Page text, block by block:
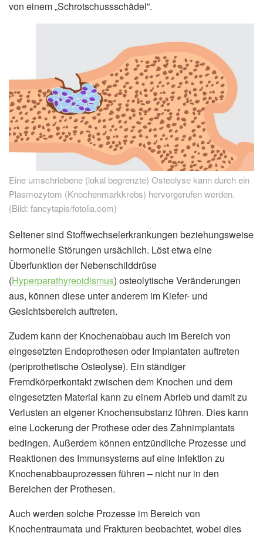
von einem „Schrotschussschädel”.
Eine umschriebene (lokal begrenzte) Osteolyse kann durch ein
Plasmozytom (Knochenmarkkrebs) hervorgerufen werden.
(Bild: fancytapis/fotolia.com)
Seltener sind Stoffwechselerkrankungen beziehungsweise
hormonelle Störungen ursächlich. Löst etwa eine
Überfunktion der Nebenschilddrüse
(Hyperparathyreoidismus) osteolytische Veränderungen
aus, können diese unter anderem im Kiefer- und
Gesichtsbereich auftreten.
Zudem kann der Knochenabbau auch im Bereich von
eingesetzten Endoprothesen oder Implantaten auftreten
(periprothetische Osteolyse). Ein ständiger
Fremdkörperkontakt zwischen dem Knochen und dem
eingesetzten Material kann zu einem Abrieb und damit zu
Verlusten an eigener Knochensubstanz führen. Dies kann
eine Lockerung der Prothese oder des Zahnimplantats
bedingen. Außerdem können entzündliche Prozesse und
Reaktionen des Immunsystems auf eine Infektion zu
Knochenabbauprozessen führen – nicht nur in den
Bereichen der Prothesen.
Auch werden solche Prozesse im Bereich von
Knochentraumata und Frakturen beobachtet, wobei dies